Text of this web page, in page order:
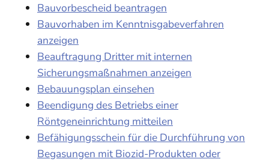
Bauvorbescheid beantragen
Bauvorhaben im Kenntnisgabeverfahren
anzeigen
Beauftragung Dritter mit internen
Sicherungsmaßnahmen anzeigen
Bebauungsplan einsehen
Beendigung des Betriebs einer
Röntgeneinrichtung mitteilen
Befähigungsschein für die Durchführung von
Begasungen mit Biozid-Produkten oder